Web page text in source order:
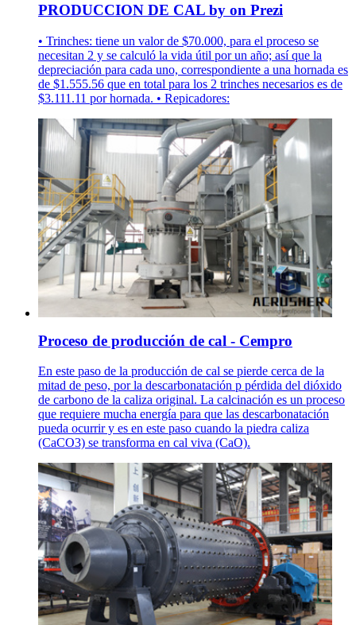
PRODUCCION DE CAL by on Prezi
• Trinches: tiene un valor de $70.000, para el proceso se
necesitan 2 y se calculó la vida útil por un año; así que la
depreciación para cada uno, correspondiente a una hornada es
de $1.555.56 que en total para los 2 trinches necesarios es de
$3.111.11 por hornada. • Repicadores:
Proceso de producción de cal - Cempro
En este paso de la producción de cal se pierde cerca de la
mitad de peso, por la descarbonatación p pérdida del dióxido
de carbono de la caliza original. La calcinación es un proceso
que requiere mucha energía para que las descarbonatación
pueda ocurrir y es en este paso cuando la piedra caliza
(CaCO3) se transforma en cal viva (CaO).